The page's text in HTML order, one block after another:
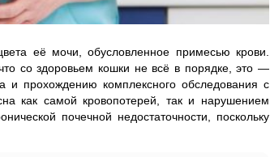
её мочи, обусловленное примесью крови.
со здоровьем кошки не всё в порядке, это —
и прохождению комплексного обследования с
как самой кровопотерей, так и нарушением
почечной недостаточности, поскольку